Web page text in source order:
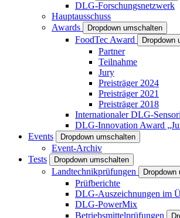
DLG-Forschungsnetzwerk
Hauptausschuss
Awards
Dropdown umschalten
FoodTec Award Dropdown
Partner
Teilnahme
Jury
Preisträger 2024
Preisträger 2021
Preisträger 2018
Internationaler DLG-
DLG-Innovation Award
Events
Dropdown umschalten
Event-Archiv
Tests
Dropdown umschalten
Landtechnikprüfungen
Prüfberichte
DLG-Auszeichnungen im
DLG-PowerMix
Betriebsmittelprüfungen